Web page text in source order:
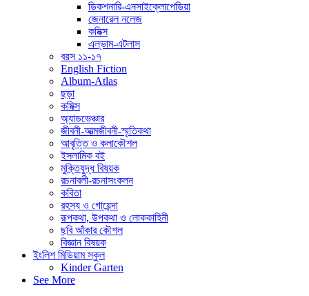
ডিকশনারি-এনসাইক্লোপেডিয়া
জেনারেল নলেজ
কমিক্স
এল্ভাম-এটলাস
বয়স ১১-১৭
English Fiction
Album-Atlas
ছড়া
কমিক্স
অ্যাডভেঞ্চার
জীবনী-আত্মজীবনী-স্মৃতিকথা
আবৃত্তি ও কলাকৌশল
ইসলামিক বই
মুক্তিযুদ্ধ বিষয়ক
রচনাবলী-রচনাসংকলন
কবিতা
রহস্য ও গোয়েন্দা
রূপকথা, উপকথা ও লোককাহিনী
ছবি আঁকার কৌশল
বিজ্ঞান বিষয়ক
ইংলিশ মিডিয়াম স্কুল
Kinder Garten
See More